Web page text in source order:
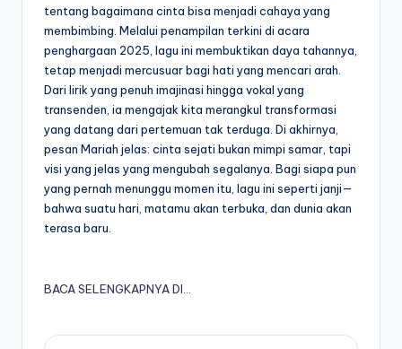
tentang bagaimana cinta bisa menjadi cahaya yang
membimbing. Melalui penampilan terkini di acara
penghargaan 2025, lagu ini membuktikan daya tahannya,
tetap menjadi mercusuar bagi hati yang mencari arah.
Dari lirik yang penuh imajinasi hingga vokal yang
transenden, ia mengajak kita merangkul transformasi
yang datang dari pertemuan tak terduga. Di akhirnya,
pesan Mariah jelas: cinta sejati bukan mimpi samar, tapi
visi yang jelas yang mengubah segalanya. Bagi siapa pun
yang pernah menunggu momen itu, lagu ini seperti janji—
bahwa suatu hari, matamu akan terbuka, dan dunia akan
terasa baru.
BACA SELENGKAPNYA DI…